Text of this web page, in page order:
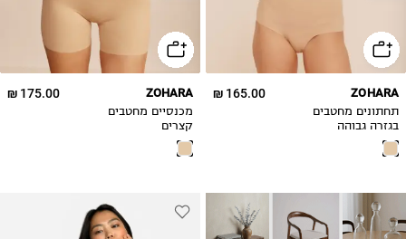
46-48
165.00 ₪ ZOHARA
תחתונים מחטבים
בגזרה גבוהה
46-48
175.00 ₪ ZOHARA
מכנסיים מחטבים
קצרים